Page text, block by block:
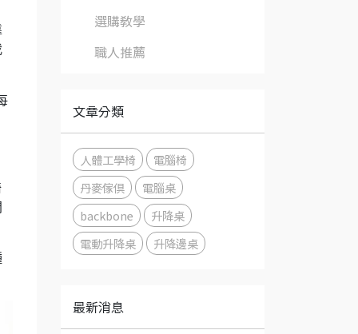
選購教學
職人推薦
文章分類
人體工學椅
電腦椅
丹麥傢俱
電腦桌
backbone
升降桌
電動升降桌
升降邊桌
最新消息